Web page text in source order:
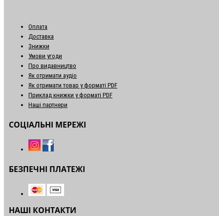
Оплата
Доставка
Знижки
Умови угоди
Про видавництво
Як отримати аудіо
Як отримати товар у форматі PDF
Приклад книжки у форматі PDF
Наші партнери
СОЦІАЛЬНІ МЕРЕЖІ
БЕЗПЕЧНІ ПЛАТЕЖІ
НАШІ КОНТАКТИ